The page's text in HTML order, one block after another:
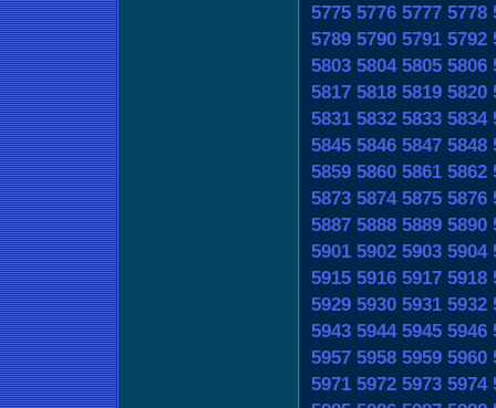
5775 5776 5777 5778
5789 5790 5791 5792
5803 5804 5805 5806
5817 5818 5819 5820
5831 5832 5833 5834
5845 5846 5847 5848
5859 5860 5861 5862
5873 5874 5875 5876
5887 5888 5889 5890
5901 5902 5903 5904
5915 5916 5917 5918
5929 5930 5931 5932
5943 5944 5945 5946
5957 5958 5959 5960
5971 5972 5973 5974